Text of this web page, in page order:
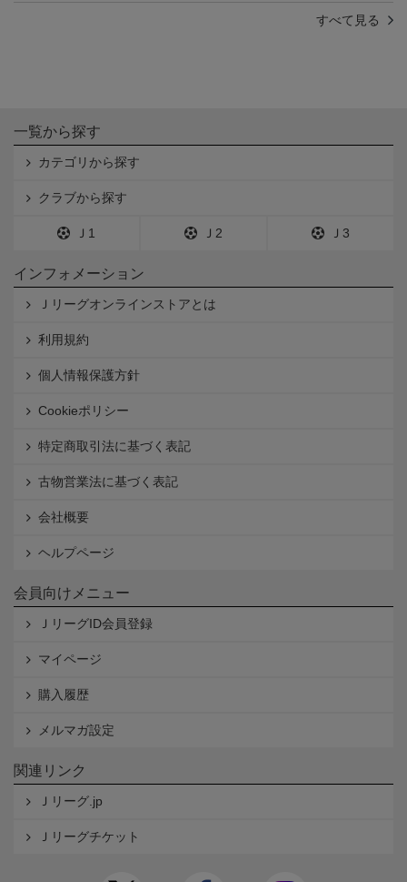
すべて見る
一覧から探す
カテゴリから探す
クラブから探す
Ｊ1 Ｊ2 Ｊ3
インフォメーション
Ｊリーグオンラインストアとは
利用規約
個人情報保護方針
Cookieポリシー
特定商取引法に基づく表記
古物営業法に基づく表記
会社概要
ヘルプページ
会員向けメニュー
ＪリーグID会員登録
マイページ
購入履歴
メルマガ設定
関連リンク
Ｊリーグ.jp
Ｊリーグチケット